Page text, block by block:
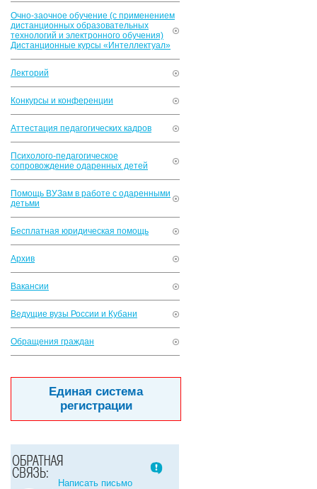
Очно-заочное обучение (с применением
дистанционных образовательных
технологий и электронного обучения)
Дистанционные курсы «Интеллектуал»
Лекторий
Конкурсы и конференции
Аттестация педагогических кадров
Психолого-педагогическое
сопровождение одаренных детей
Помощь ВУЗам в работе с одаренными
детьми
Бесплатная юридическая помощь
Архив
Вакансии
Ведущие вузы России и Кубани
Обращения граждан
Единая система
регистрации
Написать письмо